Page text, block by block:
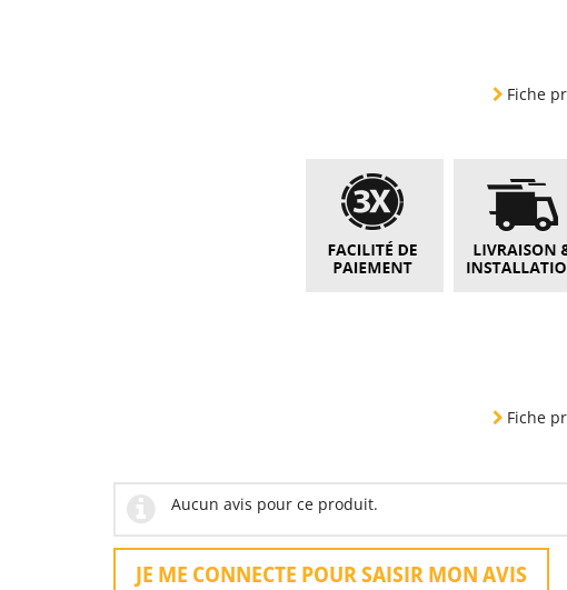
Fiche
Fiche
Aucun avis pour ce produit.
JE ME CONNECTE POUR SAISIR MON AVIS